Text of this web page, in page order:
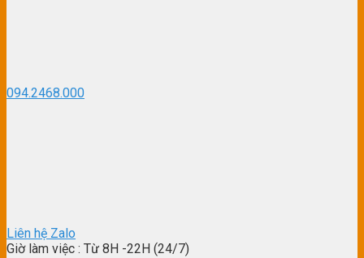
094.2468.000
Liên hệ Zalo
Giờ làm việc : Từ 8H -22H (24/7)